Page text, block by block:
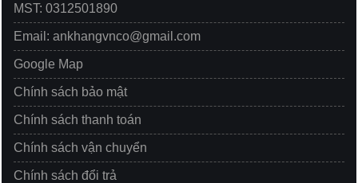
MST: 0312501890
Email: ankhangvnco@gmail.com
Google Map
Chính sách bảo mật
Chính sách thanh toán
Chính sách vận chuyển
Chính sách đổi trả